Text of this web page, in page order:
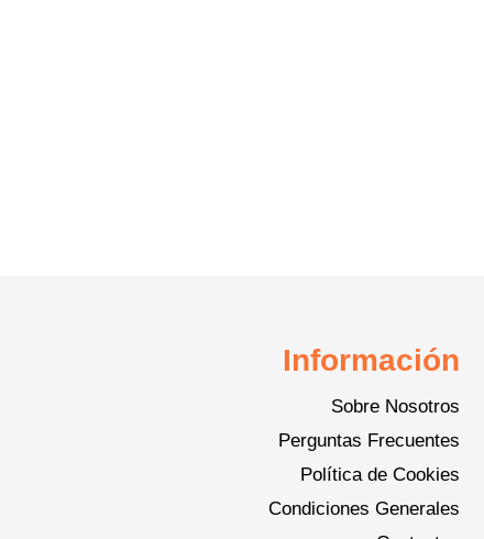
Información
Sobre Nosotros
Perguntas Frecuentes
Política de Cookies
Condiciones Generales